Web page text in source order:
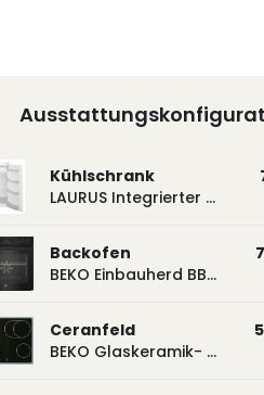
Kühlschrank
LAURUS Integrierter Kühlautomat LKG122E LKG122E
Backofen
BEKO Einbauherd BBUM113N2B mit Hydrolyse, Schwarz BBUM113N2B
Ceranfeld
BEKO Glaskeramik- Strahlungskochfeld EH 9641 XHN, herdgebunden EH9641XHN